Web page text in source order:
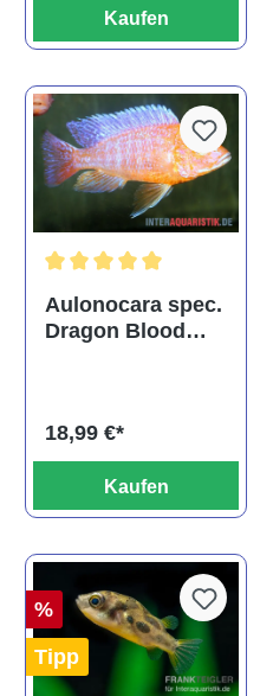
Kaufen
Durchschnittliche
Aulonocara spec.
Dragon Blood
18,99 €*
Kaufen
%
Tipp